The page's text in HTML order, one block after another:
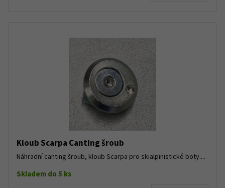
Kloub Scarpa Canting šroub
Náhradní canting šroub, kloub Scarpa pro skialpinistické boty....
Skladem do 5 ks